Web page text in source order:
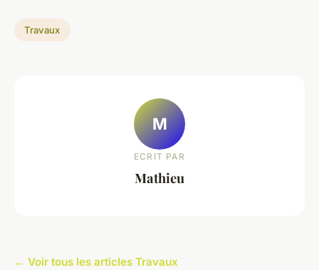
Travaux
M
ECRIT PAR
Mathieu
← Voir tous les articles Travaux